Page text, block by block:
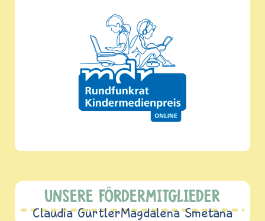
UNSERE FÖRDERMITGLIEDER
Claudia GürtlerMagdalena Smetana